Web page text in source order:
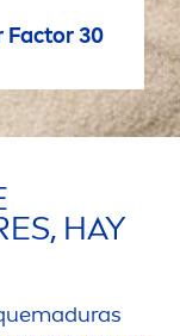
Factor 30
HAY